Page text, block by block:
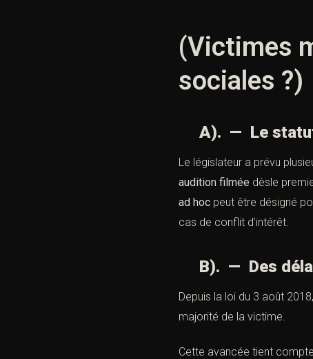
(Victimes
sociales ?)
A). — Le statut
Le législateur a prévu
audition filmée dèsle
ad hoc peut être désigné
cas de conflit d’intérêt.
B). — Des
Depuis la loi du 3 août
majorité de la victime.
Cette avancée tient